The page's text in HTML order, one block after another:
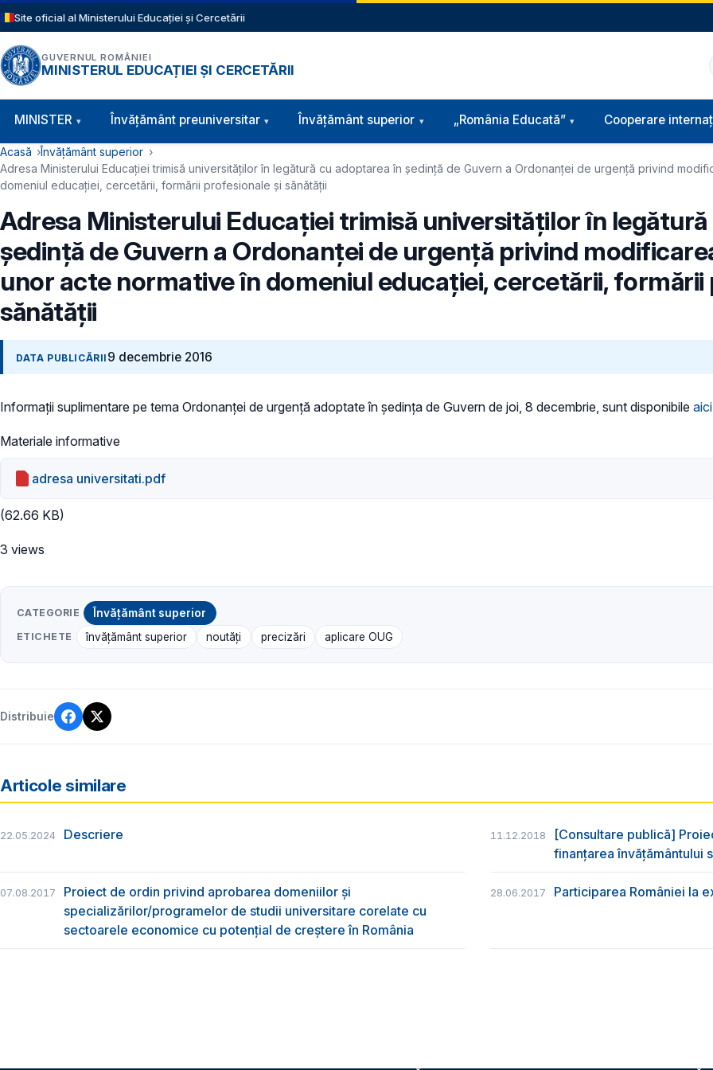
Sari la conținutul principal
Site oficial al Ministerului Educației și Cercetării
GUVERNUL ROMÂNIEI
MINISTERUL EDUCAȚIEI ȘI CERCETĂRII
Navigație principală
MINISTER Învăţământ preuniversitar Învățământ superior „România Educată” Cooperare
Cale de navigare
Acasă
Învățământ superior
Adresa Ministerului Educației trimisă universităților în legătură cu adoptarea în ședință de Guvern a Ordonanței de urgență privind
domeniul educației, cercetării, formării profesionale și sănătății
Adresa Ministerului Educației trimisă universităților în
ședință de Guvern a Ordonanței de urgență privind
unor acte normative în domeniul educației, cercetării, formării
sănătății
DATA PUBLICĂRII 9 decembrie 2016
Informații suplimentare pe tema Ordonanței de urgență adoptate în ședința de Guvern de joi, 8 decembrie, sunt disponibile aici
Materiale informative
adresa universitati.pdf
(62.66 KB)
3 views
CATEGORIE Învățământ superior
ETICHETE învățământ superior noutăți precizări aplicare OUG
Distribuie
Articole similare
22.05.2024 Descriere 11.12.2018
[Consultare publică]
finanțarea învățământului
07.08.2017
Proiect de ordin privind aprobarea domeniilor și
specializărilor/programelor de studii universitare corelate cu
sectoarele economice cu potențial de creștere în România
28.06.2017 Participarea României la